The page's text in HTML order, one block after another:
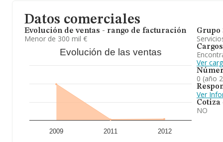
Datos comerciales
Evolución de ventas - rango de facturación
Menor de 300 mil €
Evolución de las ventas
2009 2011 2012
Grupo
Cargos
Ver
0 (año
Ver
Cotiza
NO